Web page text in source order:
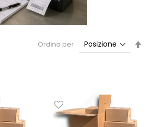
Ordina per